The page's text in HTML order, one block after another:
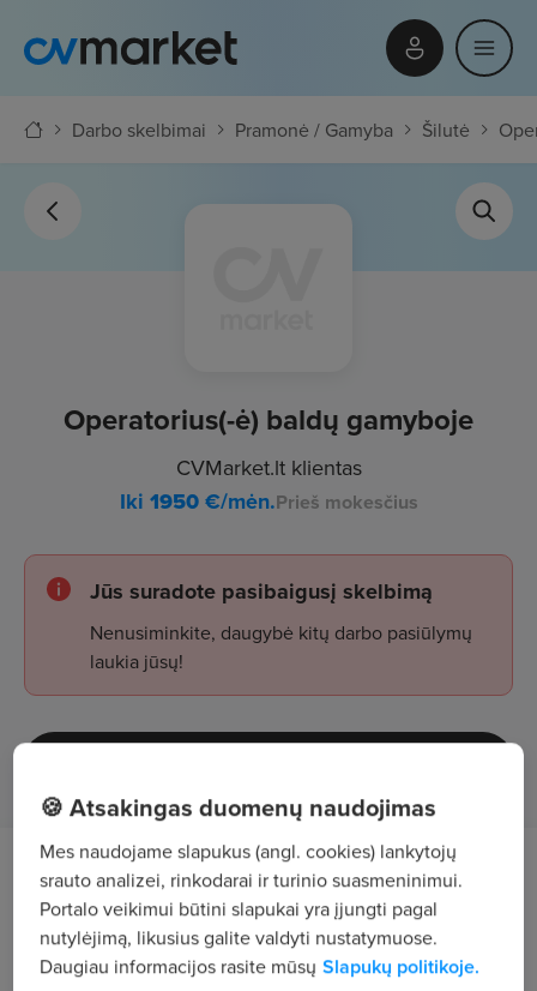
Darbo skelbimai Pramonė / Gamyba Šilutė
Operatorius(-ė) baldų gamyboje
CVMarket.lt klientas
Iki 1950€/mėn.Prieš mokesčius
Jūs suradote pasibaigusį skelbimą
Nenusiminkite, daugybė kitų darbo pasiūlymų
laukia jūsų!
Darbo aprašymas
atlikti nesudėtingus pasiruošimo darbus
reguliuojant automatizuotus ir robotizuotus baldų
🍪 Atsakingas duomenų naudojimas
Mes naudojame slapukus (angl. cookies) lankytojų
srauto analizei, rinkodarai ir turinio suasmeninimui.
Portalo veikimui būtini slapukai yra įjungti pagal
nutylėjimą, likusius galite valdyti nustatymuose.
Daugiau informacijos rasite mūsų Slapukų politikoje.